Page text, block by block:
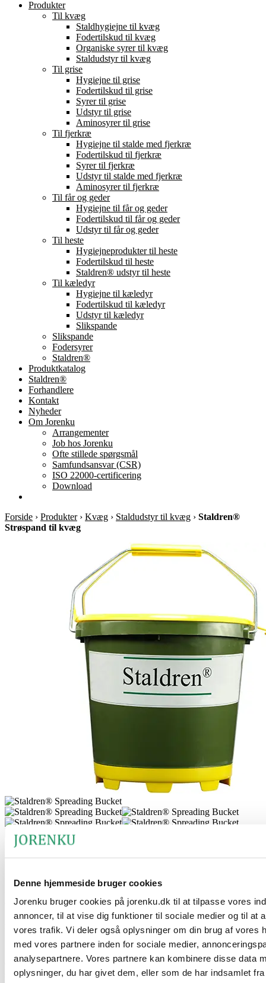
Denne hjemmeside bruger cookies
Jorenku bruger cookies på jorenku.dk til at tilpasse vores
annoncer, til at vise dig funktioner til sociale medier og til at
vores trafik. Vi deler også oplysninger om din brug af vores
med vores partnere inden for sociale medier,
analysepartnere. Vores partnere kan kombinere disse data
oplysninger, du har givet dem, eller som de har indsamlet
Produkter
Til kvæg
Staldhygiejne til kvæg
Fodertilskud til kvæg
Organiske syrer til kvæg
Staldudstyr til kvæg
Til grise
Hygiejne til grise
Fodertilskud til grise
Syrer til grise
Udstyr til grise
Aminosyrer til grise
Til fjerkræ
Hygiejne til stalde med fjerkræ
Fodertilskud til fjerkræ
Syrer til fjerkræ
Udstyr til stalde med fjerkræ
Aminosyrer til fjerkræ
Til får og geder
Hygiejne til får og geder
Fodertilskud til får og geder
Udstyr til får og geder
Til heste
Hygiejneprodukter til heste
Fodertilskud til heste
Staldren® udstyr til heste
Til kæledyr
Hygiejne til kæledyr
Fodertilskud til kæledyr
Udstyr til kæledyr
Slikspande
Slikspande
Fodersyrer
Staldren®
Produktkatalog
Staldren®
Forhandlere
Kontakt
Nyheder
Om Jorenku
Arrangementer
Job hos Jorenku
Ofte stillede spørgsmål
Samfundsansvar (CSR)
ISO 22000-certificering
Download
Forside › Produkter› Kvæg › Staldudstyr til kvæg › Staldren®
Strøspand til kvæg
Staldren®Strøspand
En Staldren®Strøspand bruges til manuel udspredning af
ogStaldren ®Green i mindre stalde med bl.a. kvæg.
Fordele ved produktet
Spanden har en kapacitet på ca. 5 kg Staldren ® eller Staldren ®
Green. Dette gør den særdeles velegnet til at blive brugt i mindre
stalde med kvæg.